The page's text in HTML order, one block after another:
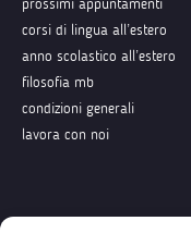
prossimi appuntamenti
corsi di lingua all’estero
anno scolastico all’estero
filosofia mb
condizioni generali
lavora con noi